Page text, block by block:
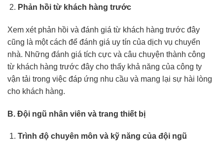
Phản hồi từ khách hàng trước
Xem xét phản hồi và đánh giá từ khách hàng trước đây
cũng là một cách để đánh giá uy tín của dịch vụ chuyển
nhà. Những đánh giá tích cực và câu chuyện thành công
từ khách hàng trước đây cho thấy khả năng của công ty
vận tải trong việc đáp ứng nhu cầu và mang lại sự hài lòng
cho khách hàng.
B. Đội ngũ nhân viên và trang thiết bị
Trình độ chuyên môn và kỹ năng của đội ngũ